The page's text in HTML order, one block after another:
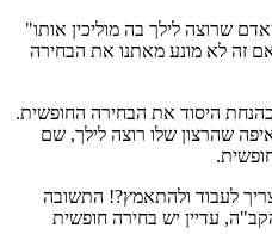
שרוצה לילך בה מוליכין אותו"
זה לא מונע מאתנו את הבחירה
היסוד את הבחירה החופשית.
שהרצון שלו רוצה לילך, שם
לעבוד ולהתאמץ?! התשובה
עדיין יש בחירה חופשית